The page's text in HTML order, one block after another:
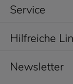
Service
Newsletter
Hilfreiche